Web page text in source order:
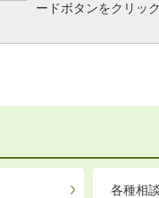
ードボタンをクリッ
各種相談